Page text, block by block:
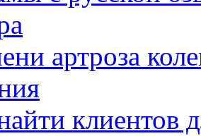
артроза
клиентов